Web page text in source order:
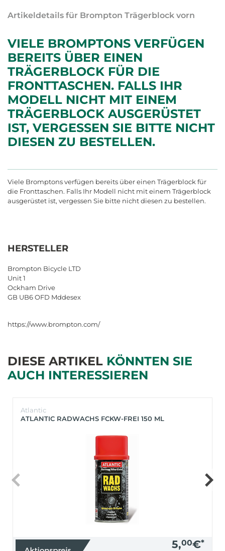
Artikeldetails für Brompton Trägerblock vorn
VIELE BROMPTONS VERFÜGEN
BEREITS ÜBER EINEN
TRÄGERBLOCK FÜR DIE
FRONTTASCHEN. FALLS IHR
MODELL NICHT MIT EINEM
TRÄGERBLOCK AUSGERÜSTET
IST, VERGESSEN SIE BITTE NICHT
DIESEN ZU BESTELLEN.
Viele Bromptons verfügen bereits über einen Trägerblock für
die Fronttaschen. Falls Ihr Modell nicht mit einem Trägerblock
ausgerüstet ist, vergessen Sie bitte nicht diesen zu bestellen.
HERSTELLER
Brompton Bicycle LTD
Unit 1
Ockham Drive
GB UB6 OFD Mddesex
https://www.brompton.com/
DIESE ARTIKEL KÖNNTEN SIE
AUCH INTERESSIEREN
Atlantic
ATLANTIC RADWACHS FCKW-FREI 150 ML
5,00€*